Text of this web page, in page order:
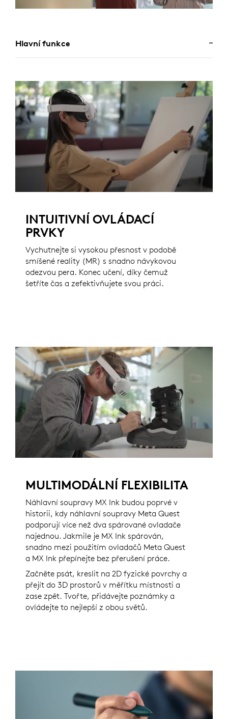
Hlavní funkce
INTUITIVNÍ OVLÁDACÍ
PRVKY
Vychutnejte si vysokou přesnost v podobě
smíšené reality (MR) s snadno návykovou
odezvou pera. Konec učení, díky čemuž
šetříte čas a zefektivňujete svou práci.
MULTIMODÁLNÍ FLEXIBILITA
Náhlavní soupravy MX Ink budou poprvé v
historii, kdy náhlavní soupravy Meta Quest
podporují více než dva spárované ovladače
najednou. Jakmile je MX Ink spárován,
snadno mezi použitím ovladačů Meta Quest
a MX Ink přepínejte bez přerušení práce.
Začněte psát, kreslit na 2D fyzické povrchy a
přejít do 3D prostorů v měřítku místnosti a
zase zpět. Tvořte, přidávejte poznámky a
ovládejte to nejlepší z obou světů.